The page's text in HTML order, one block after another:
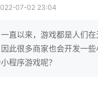
07-02 23:04
一直以来，游戏都是人们
此很多商家也会开发一
程序游戏呢？
年度GMV
销冠，转战私
这家女装
零售？